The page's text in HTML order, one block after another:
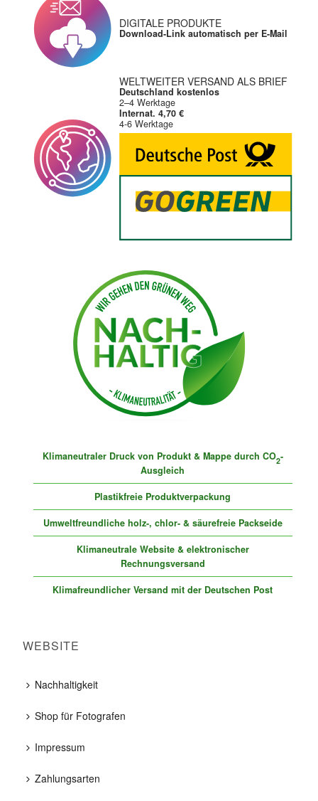
DIGITALE PRODUKTE
Download-Link automatisch per E-Mail
WELTWEITER VERSAND ALS BRIEF
Deutschland kostenlos
2–4 Werktage
Internat. 4,70 €
4-6 Werktage
Klimaneutraler Druck von Produkt & Mappe durch CO2-
Ausgleich
Plastikfreie Produktverpackung
Umweltfreundliche holz-, chlor- & säurefreie Packseide
Klimaneutrale Website & elektronischer
Rechnungsversand
Klimafreundlicher Versand mit der Deutschen Post
WEBSITE
Nachhaltigkeit
Shop für Fotografen
Impressum
Zahlungsarten